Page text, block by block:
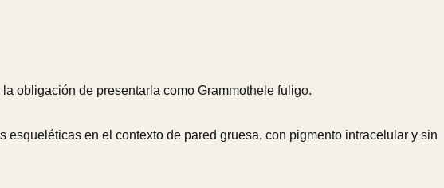
obligación de presentarla como Grammothele fuligo.
en el contexto de pared gruesa, con pigmento intracelular y sin